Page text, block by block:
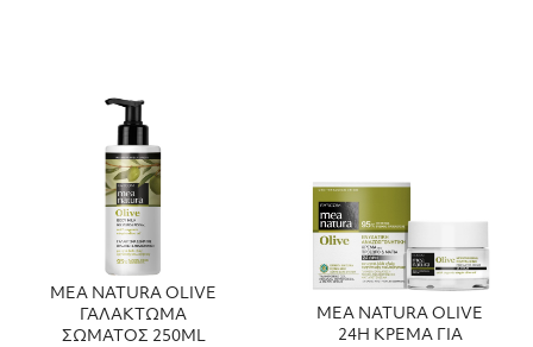
MEA NATURA OLIVE
ΓΑΛΑΚΤΩΜΑ
ΣΩΜΑΤΟΣ 250ML
MEA NATURA OLIVE
24H ΚΡΕΜΑ ΓΙΑ